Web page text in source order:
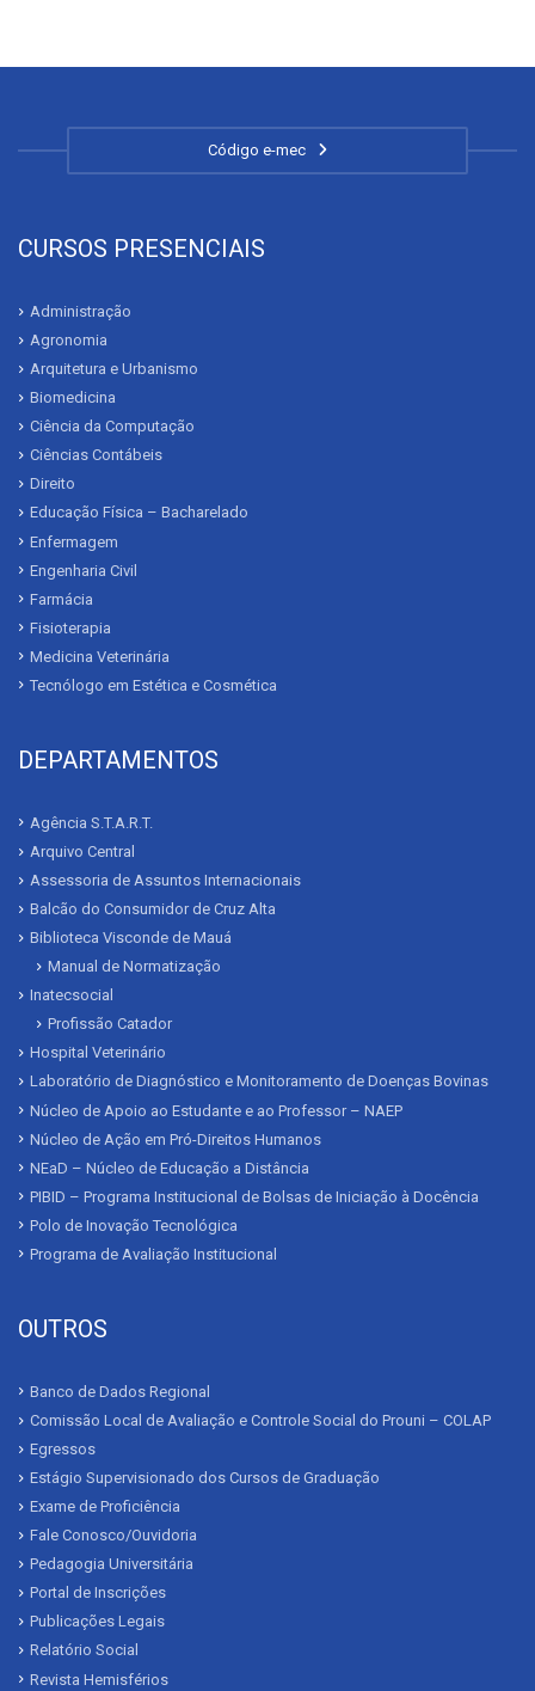
Código e-mec
CURSOS PRESENCIAIS
Administração
Agronomia
Arquitetura e Urbanismo
Biomedicina
Ciência da Computação
Ciências Contábeis
Direito
Educação Física – Bacharelado
Enfermagem
Engenharia Civil
Farmácia
Fisioterapia
Medicina Veterinária
Tecnólogo em Estética e Cosmética
DEPARTAMENTOS
Agência S.T.A.R.T.
Arquivo Central
Assessoria de Assuntos Internacionais
Balcão do Consumidor de Cruz Alta
Biblioteca Visconde de Mauá
Manual de Normatização
Inatecsocial
Profissão Catador
Hospital Veterinário
Laboratório de Diagnóstico e Monitoramento de Doenças Bovinas
Núcleo de Apoio ao Estudante e ao Professor – NAEP
Núcleo de Ação em Pró-Direitos Humanos
NEaD – Núcleo de Educação a Distância
PIBID – Programa Institucional de Bolsas de Iniciação à Docência
Polo de Inovação Tecnológica
Programa de Avaliação Institucional
OUTROS
Banco de Dados Regional
Comissão Local de Avaliação e Controle Social do Prouni – COLAP
Egressos
Estágio Supervisionado dos Cursos de Graduação
Exame de Proficiência
Fale Conosco/Ouvidoria
Pedagogia Universitária
Portal de Inscrições
Publicações Legais
Relatório Social
Revista Hemisférios